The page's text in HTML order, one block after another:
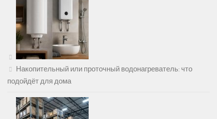
Накопительный или проточный водонагреватель: что
подойдёт для дома